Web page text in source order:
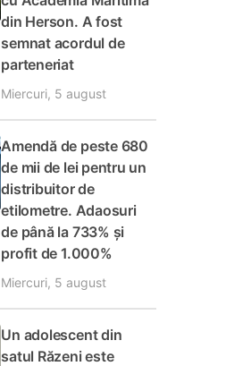
din Herson. A fost
semnat acordul de
parteneriat
Miercuri, 5 august
Amendă de peste 680
de mii de lei pentru un
distribuitor de
etilometre. Adaosuri
de până la 733% și
profit de 1.000%
Miercuri, 5 august
Un adolescent din
satul Răzeni este